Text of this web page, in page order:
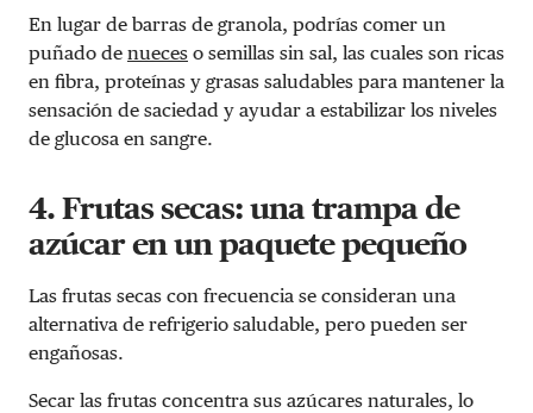
En lugar de barras de granola, podrías comer un
puñado de nueces o semillas sin sal, las cuales son ricas
en fibra, proteínas y grasas saludables para mantener la
sensación de saciedad y ayudar a estabilizar los niveles
de glucosa en sangre.
4. Frutas secas: una trampa de
azúcar en un paquete pequeño
Las frutas secas con frecuencia se consideran una
alternativa de refrigerio saludable, pero pueden ser
engañosas.
Secar las frutas concentra sus azúcares naturales, lo